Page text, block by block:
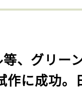
等、グリー
作に成功。